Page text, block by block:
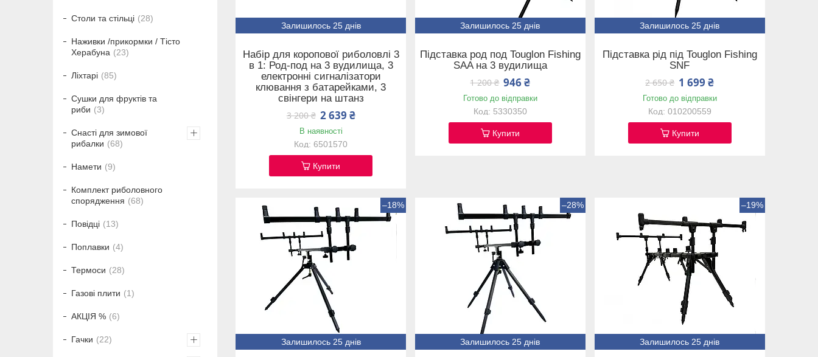
Залишилось 25 днів
Набір для коропової риболовлі 3
в 1: Род-под на 3 вудилища, 3
електронні сигналізатори
клювання з батарейками, 3
свінгери на штанз
3 200 ₴ 2 639 ₴
В наявності
6501570
Купити
Залишилось 25 днів
Підставка род под Touglon Fishing
SAA на 3 вудилища
1 200 ₴ 946 ₴
Готово до відправки
5330350
Купити
Залишилось 25 днів
Підставка рід під Touglon Fishing
SNF
2 650 ₴ 1 699 ₴
Готово до відправки
010200559
Купити
–18%
Залишилось 25 днів
–28%
Залишилось 25 днів
–19%
Залишилось 25 днів
Столи та стільці 28
Наживки /прикормки / Тісто
Херабуна
23
Ліхтарі 85
Сушки для фруктів та
риби
3
Снасті для зимової
рибалки
68
Намети 9
Комплект риболовного
спорядження
68
Повідці 13
Поплавки 4
Термоси 28
Газові плити 1
АКЦІЯ % 6
Гачки 22